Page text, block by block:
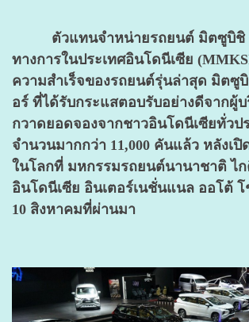
ตัวแทนจำหน่ายรถยนต์ มิตซูบิชิ
ทางการในประเทศอินโดนีเซีย
ความสำเร็จของรถยนต์รุ่นล่าสุด มิตซู
อร์ ที่ได้รับกระแสตอบรับอย่างดีจากผู้
กวาดยอดจองจากชาวอินโดนีเซียทั่วป
จำนวนมากกว่า 11,000 คันแล้ว หลังเปิ
ในโลกที่ มหกรรมรถยนต์นานาชาติ ไ
อินโดนีเซีย อินเตอร์เนชั่นแนล ออโต้
10 สิงหาคมที่ผ่านมา